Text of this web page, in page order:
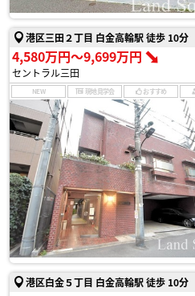
港区三田２丁目 白金高輪駅 徒歩 10分
4,580万円〜9,699万円
セントラル三田
NEW 現地見学会 おすすめ
港区白金５丁目 白金高輪駅 徒歩 10分